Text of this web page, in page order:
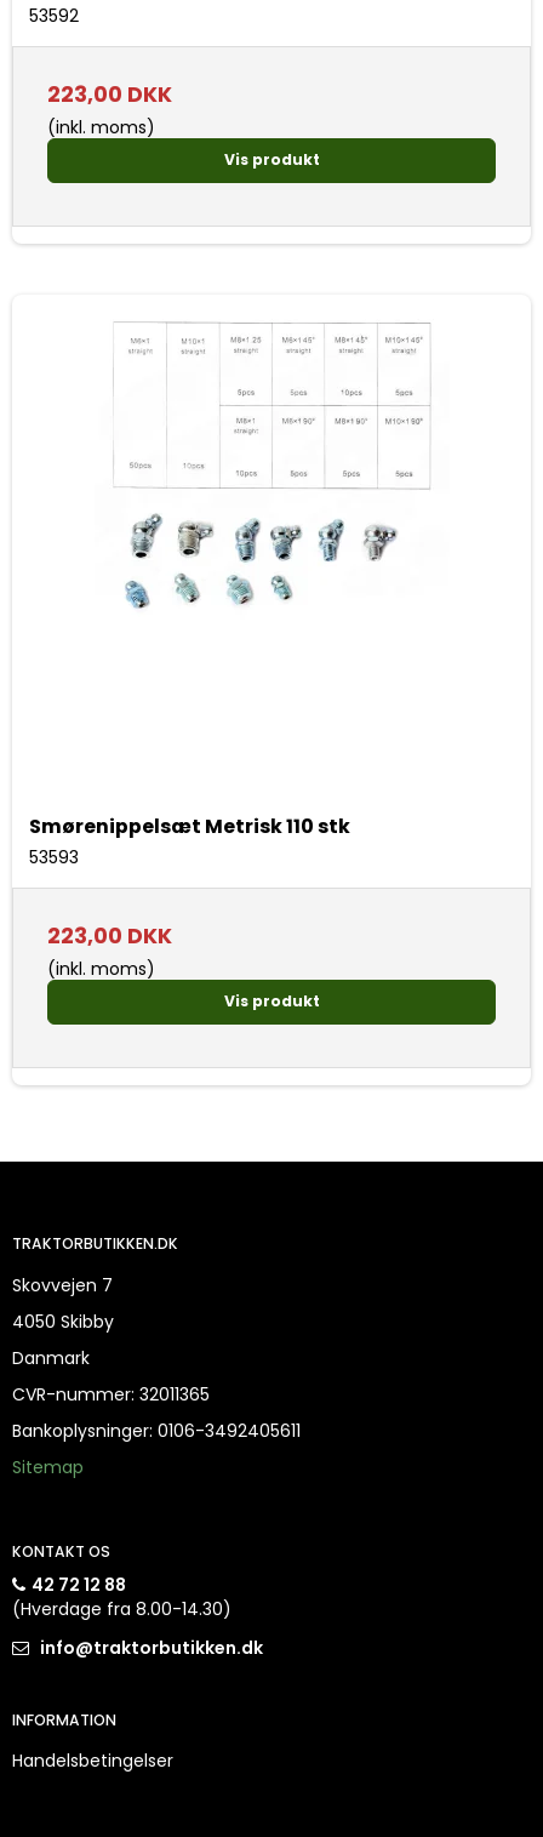
53592
223,00 DKK
(inkl. moms)
Vis produkt
Smørenippelsæt Metrisk 110 stk
53593
223,00 DKK
(inkl. moms)
Vis produkt
TRAKTORBUTIKKEN.DK
Skovvejen 7
4050 Skibby
Danmark
CVR-nummer: 32011365
Bankoplysninger: 0106-3492405611
Sitemap
KONTAKT OS
42 72 12 88
(Hverdage fra 8.00-14.30)
info@traktorbutikken.dk
INFORMATION
Handelsbetingelser